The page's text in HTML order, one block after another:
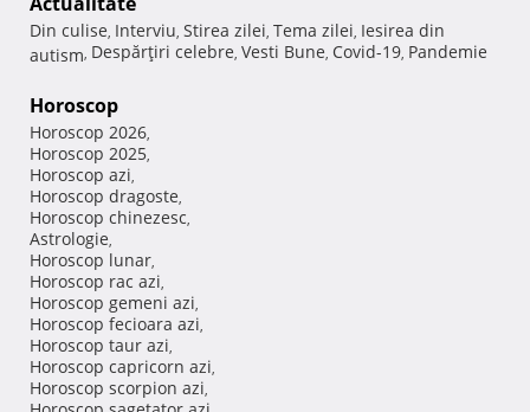
Din culise, Interviu, Stirea zilei, Tema zilei, Iesirea din
autism, Despărţiri celebre, Vesti Bune, Covid-19, Pandemie
Horoscop
Horoscop 2026,
Horoscop 2025,
Horoscop azi,
Horoscop dragoste,
Horoscop chinezesc,
Astrologie,
Horoscop lunar,
Horoscop rac azi,
Horoscop gemeni azi,
Horoscop fecioara azi,
Horoscop taur azi,
Horoscop capricorn azi,
Horoscop scorpion azi,